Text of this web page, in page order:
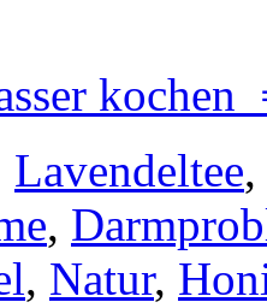
Lavendeltee,
,
, Natur,